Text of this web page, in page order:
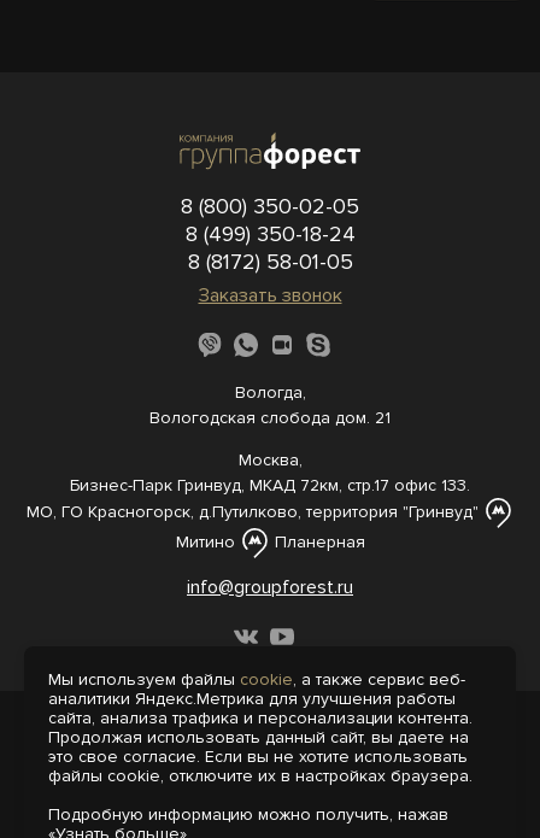
8 (800) 350-02-05
8 (499) 350-18-24
8 (8172) 58-01-05
Заказать звонок
Вологда,
Вологодская слобода дом. 21
Москва,
Бизнес-Парк Гринвуд, МКАД 72км, стр.17 офис 133.
МО, ГО Красногорск, д.Путилково, территория "Гринвуд"
Митино
Планерная
info@groupforest.ru
© 2005-, 2026 Все права защищены
Информация, представленная на сайте,
не является публичной офертой.
Пользовательское соглашение
Мы используем файлы cookie, а также сервис веб-
аналитики Яндекс.Метрика для улучшения работы
сайта, анализа трафика и персонализации контента.
Продолжая использовать данный сайт, вы даете на
это свое согласие. Если вы не хотите использовать
файлы cookie, отключите их в настройках браузера.
Подробную информацию можно получить, нажав
«Узнать больше».